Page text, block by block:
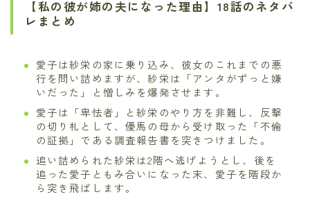
【私の彼が姉の夫になった理由】18話のネタバ
レまとめ
愛子は紗栄の家に乗り込み、彼女のこれまでの悪
行を問い詰めますが、紗栄は「アンタがずっと嫌
いだった」と憎しみを爆発させます。
愛子は「卑怯者」と紗栄のやり方を非難し、反撃
の切り札として、優馬の母から受け取った「不倫
の証拠」である調査報告書を突きつけました。
追い詰められた紗栄は2階へ逃げようとし、後を
追った愛子ともみ合いになった末、愛子を階段か
ら突き飛ばします。